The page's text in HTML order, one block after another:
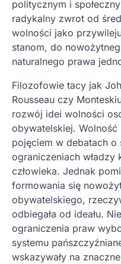
politycznym i
radykalny zwrot od
wolności jako
stanom, do
naturalnego prawa
Filozofowie tacy jak
Rousseau czy
rozwój idei wolności
obywatelskiej. Wolność
pojęciem w debatach o
ograniczeniach
człowieka. Jednak
formowania się
obywatelskiego,
odbiegała od ideału.
ograniczenia praw
systemu
wskazywały na